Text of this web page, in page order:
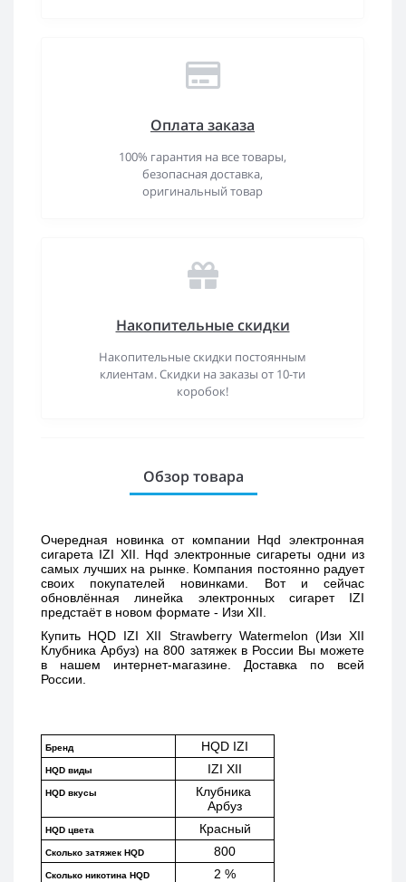
Оплата заказа
100% гарантия на все товары,
безопасная доставка,
оригинальный товар
Накопительные скидки
Накопительные скидки постоянным
клиентам. Скидки на заказы от 10-ти
коробок!
Обзор товара
Очередная новинка от компании Hqd электронная
сигарета IZI XII. Hqd электронные сигареты одни из
самых лучших на рынке. Компания постоянно радует
своих покупателей новинками. Вот и сейчас
обновлённая линейка электронных сигарет IZI
предстаёт в новом формате - Изи XII.
Купить HQD IZI XII Strawberry Watermelon (Изи XII
Клубника Арбуз) на 800 затяжек в России Вы можете
в нашем интернет-магазине. Доставка по всей
России.
Бренд HQD IZI
HQD виды IZI XII
HQD вкусы
Клубника
Арбуз
HQD цвета Красный
Сколько затяжек HQD 800
Сколько никотина HQD 2 %